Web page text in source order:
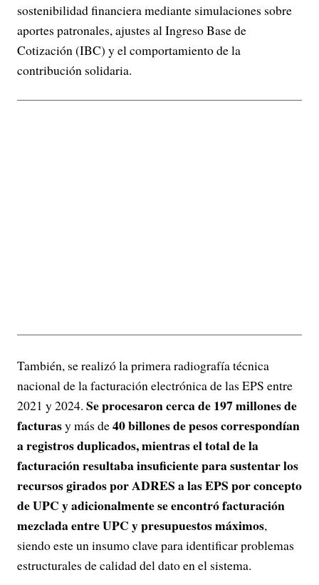
sostenibilidad financiera mediante simulaciones sobre
aportes patronales, ajustes al Ingreso Base de
Cotización (IBC) y el comportamiento de la
contribución solidaria.
También, se realizó la primera radiografía técnica
nacional de la facturación electrónica de las EPS entre
2021 y 2024. Se procesaron cerca de 197 millones de
facturasy más de40 billones de pesos correspondían
a registros duplicados, mientras el total de la
facturación resultaba insuficiente para sustentar los
recursos girados por ADRES a las EPS por concepto
de UPC y adicionalmente se encontró facturación
mezclada entre UPC y presupuestos máximos,
siendo este un insumo clave para identificar problemas
estructurales de calidad del dato en el sistema.